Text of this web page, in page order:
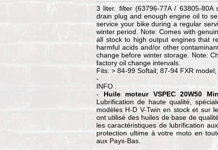
3 liter. filter (63796-77A / 63805-
drain plug and enough engine oil to
service your bike during a regular
winter period. Note: Comes with
all stock to high output engines that
harmful acids and/or other
change before winter storage. Note:
factory oil change intervals.
Fits: > 84-99 Softail; 87-94 FXR
-
INFO :
- Huile moteur VSPEC 20W50
Lubrification de haute qualité,
modèles H-D V-Twin en stock et sur
ont utilisé des huiles de base de
les caractéristiques de lubrification
protection ultime à votre moto en
aux Pays-Bas.